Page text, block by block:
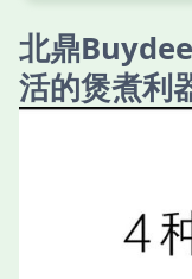
北鼎
活的煲煮利